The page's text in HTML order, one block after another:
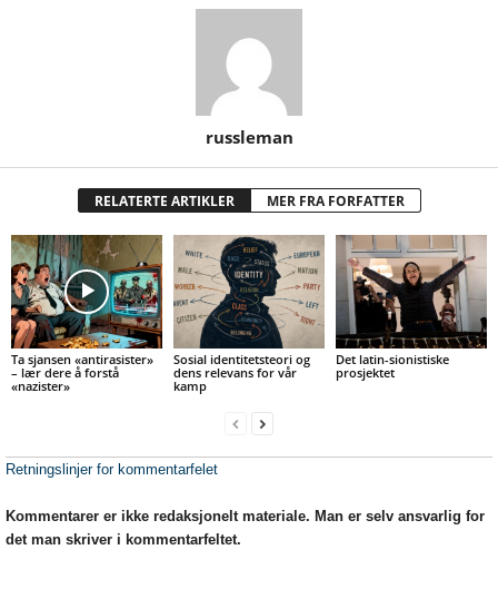
russleman
RELATERTE ARTIKLER MER FRA FORFATTER
Ta sjansen «antirasister»
– lær dere å forstå
«nazister»
Sosial identitetsteori og
dens relevans for vår
kamp
Det latin-sionistiske
prosjektet
Retningslinjer for kommentarfelet
Kommentarer er ikke redaksjonelt materiale. Man er selv ansvarlig for
det man skriver i kommentarfeltet.